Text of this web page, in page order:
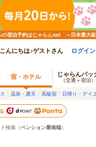
の宿泊予約はじゃらんnet ～日本最大
こんにちは♪ゲストさん ログイン
宿・ホテル じゃらんパッ
（交通＋宿泊）
温泉・露天 高級宿 日帰り・デイ
検索（ペンション最南端）